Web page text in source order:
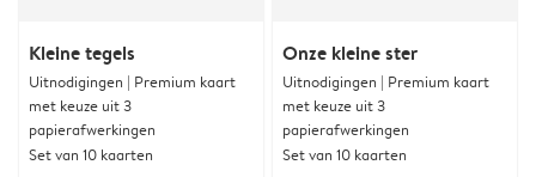
Kleine tegels
Uitnodigingen | Premium kaart
met keuze uit 3
papierafwerkingen
Set van 10 kaarten
Onze kleine ster
Uitnodigingen | Premium kaart
met keuze uit 3
papierafwerkingen
Set van 10 kaarten